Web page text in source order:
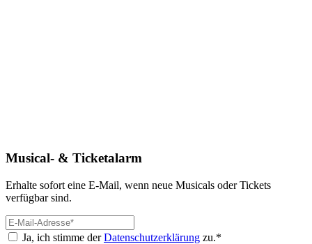
Musical- & Ticketalarm
Erhalte sofort eine E-Mail, wenn neue Musicals oder Tickets
verfügbar sind.
Ja, ich stimme derDatenschutzerklärung zu.*